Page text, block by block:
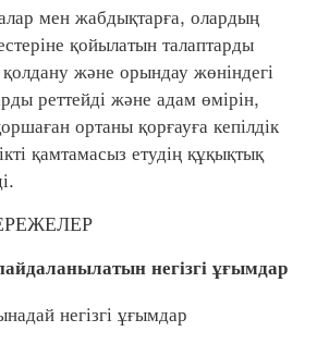
мен жабдықтарға, олардың
қойылатын талаптарды
және орындау жөніндегі
реттейді және адам өмірін,
ортаны қорғауға кепілдік
қамтамасыз етудің құқықтық
негізгі ұғымдар
негізгі ұғымдар